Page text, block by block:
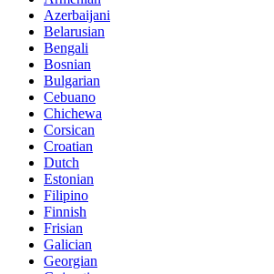
Azerbaijani
Belarusian
Bengali
Bosnian
Bulgarian
Cebuano
Chichewa
Corsican
Croatian
Dutch
Estonian
Filipino
Finnish
Frisian
Galician
Georgian